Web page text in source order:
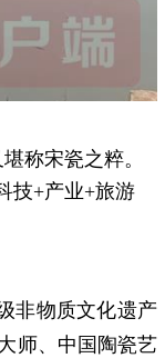
称宋瓷之粹。
技+产业+旅游
非物质文化遗产
师、中国陶瓷艺